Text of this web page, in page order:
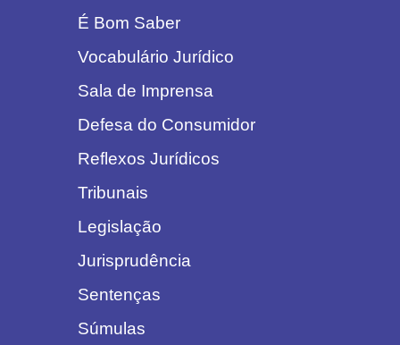
É Bom Saber
Vocabulário Jurídico
Sala de Imprensa
Defesa do Consumidor
Reflexos Jurídicos
Tribunais
Legislação
Jurisprudência
Sentenças
Súmulas